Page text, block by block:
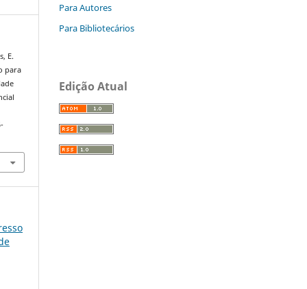
E.
para
Para Autores
Para Bibliotecários
Edição Atual